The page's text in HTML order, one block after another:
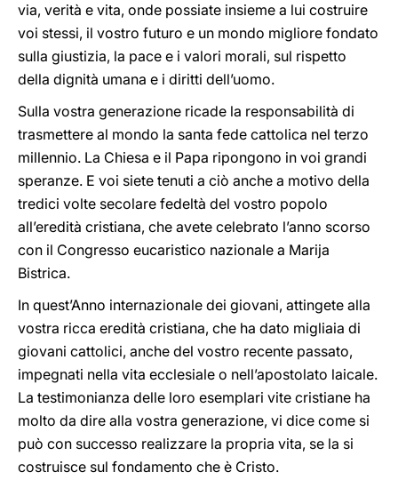
via, verità e vita, onde possiate insieme a lui costruire
voi stessi, il vostro futuro e un mondo migliore fondato
sulla giustizia, la pace e i valori morali, sul rispetto
della dignità umana e i diritti dell’uomo.
Sulla vostra generazione ricade la responsabilità di
trasmettere al mondo la santa fede cattolica nel terzo
millennio. La Chiesa e il Papa ripongono in voi grandi
speranze. E voi siete tenuti a ciò anche a motivo della
tredici volte secolare fedeltà del vostro popolo
all’eredità cristiana, che avete celebrato l’anno scorso
con il Congresso eucaristico nazionale a Marija
Bistrica.
In quest’Anno internazionale dei giovani, attingete alla
vostra ricca eredità cristiana, che ha dato migliaia di
giovani cattolici, anche del vostro recente passato,
impegnati nella vita ecclesiale o nell’apostolato laicale.
La testimonianza delle loro esemplari vite cristiane ha
molto da dire alla vostra generazione, vi dice come si
può con successo realizzare la propria vita, se la si
costruisce sul fondamento che è Cristo.